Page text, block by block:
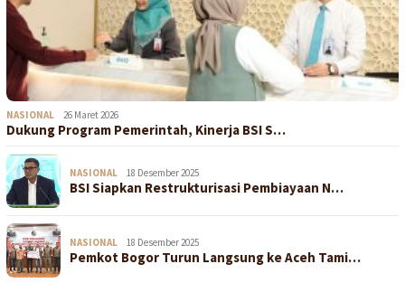
NASIONAL 26 Maret 2026
Dukung Program Pemerintah, Kinerja BSI S…
NASIONAL 18 Desember 2025
BSI Siapkan Restrukturisasi Pembiayaan N…
NASIONAL 18 Desember 2025
Pemkot Bogor Turun Langsung ke Aceh Tami…